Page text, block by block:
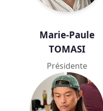
Marie-Paule
TOMASI
Présidente